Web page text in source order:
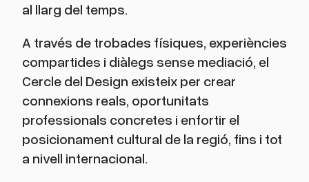
al llarg del temps.
A través de trobades físiques, experiències
compartides i diàlegs sense mediació, el
Cercle del Design existeix per crear
connexions reals, oportunitats
professionals concretes i enfortir el
posicionament cultural de la regió, fins i tot
a nivell internacional.